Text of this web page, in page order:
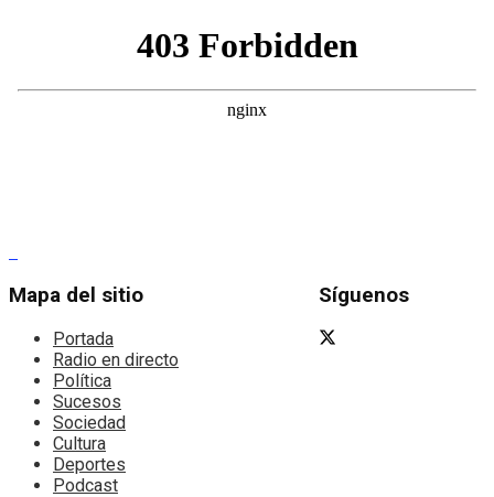
Mapa del sitio
Portada
Radio en directo
Política
Sucesos
Sociedad
Cultura
Deportes
Podcast
Síguenos